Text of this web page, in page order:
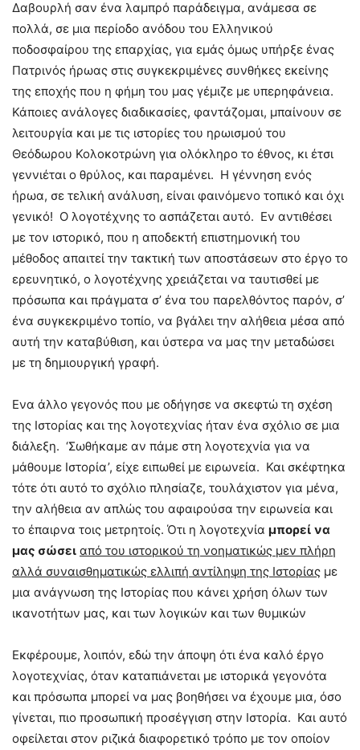
Δαβουρλή σαν ένα λαμπρό παράδειγμα, ανάμεσα σε
πολλά, σε μια περίοδο ανόδου του Ελληνικού
ποδοσφαίρου της επαρχίας, για εμάς όμως υπήρξε ένας
Πατρινός ήρωας στις συγκεκριμένες συνθήκες εκείνης
της εποχής που η φήμη του μας γέμιζε με υπερηφάνεια.
Κάποιες ανάλογες διαδικασίες, φαντάζομαι, μπαίνουν σε
λειτουργία και με τις ιστορίες του ηρωισμού του
Θεόδωρου Κολοκοτρώνη για ολόκληρο το έθνος, κι έτσι
γεννιέται ο θρύλος, και παραμένει. Η γέννηση ενός
ήρωα, σε τελική ανάλυση, είναι φαινόμενο τοπικό και όχι
γενικό! Ο λογοτέχνης το ασπάζεται αυτό. Εν αντιθέσει
με τον ιστορικό, που η αποδεκτή επιστημονική του
μέθοδος απαιτεί την τακτική των αποστάσεων στο έργο το
ερευνητικό, ο λογοτέχνης χρειάζεται να ταυτισθεί με
πρόσωπα και πράγματα σ’ ένα του παρελθόντος παρόν, σ’
ένα συγκεκριμένο τοπίο, να βγάλει την αλήθεια μέσα από
αυτή την καταβύθιση, και ύστερα να μας την μεταδώσει
με τη δημιουργική γραφή.
Ενα άλλο γεγονός που με οδήγησε να σκεφτώ τη σχέση
της Ιστορίας και της λογοτεχνίας ήταν ένα σχόλιο σε μια
διάλεξη. ‘Σωθήκαμε αν πάμε στη λογοτεχνία για να
μάθουμε Ιστορία’, είχε ειπωθεί με ειρωνεία. Και σκέφτηκα
τότε ότι αυτό το σχόλιο πλησίαζε, τουλάχιστον για μένα,
την αλήθεια αν απλώς του αφαιρούσα την ειρωνεία και
το έπαιρνα τοις μετρητοίς. Ότι η λογοτεχνία μπορεί να
μας σώσει από του ιστορικού τη νοηματικώς μεν πλήρη
αλλά συναισθηματικώς ελλιπή αντίληψη της Ιστορίας με
μια ανάγνωση της Ιστορίας που κάνει χρήση όλων των
ικανοτήτων μας, και των λογικών και των θυμικών
Εκφέρουμε, λοιπόν, εδώ την άποψη ότι ένα καλό έργο
λογοτεχνίας, όταν καταπιάνεται με ιστορικά γεγονότα
και πρόσωπα μπορεί να μας βοηθήσει να έχουμε μια, όσο
γίνεται, πιο προσωπική προσέγγιση στην Ιστορία. Και αυτό
οφείλεται στον ριζικά διαφορετικό τρόπο με τον οποίον